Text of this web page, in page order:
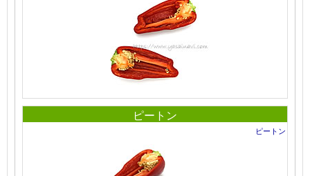
ピートン
ピートン